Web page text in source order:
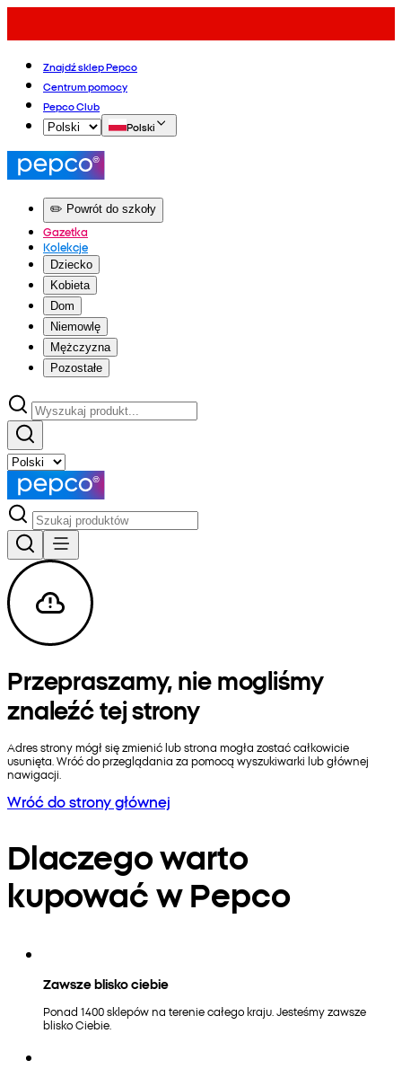
Znajdź sklep Pepco
Centrum pomocy
Pepco Club
Polski
✏️ Powrót do szkoły
Gazetka
Kolekcje
Dziecko
Kobieta
Dom
Niemowlę
Mężczyzna
Pozostałe
Przepraszamy, nie mogliśmy
znaleźć tej strony
Adres strony mógł się zmienić lub strona mogła zostać całkowicie
usunięta. Wróć do przeglądania za pomocą wyszukiwarki lub głównej
nawigacji.
Wróć do strony głównej
Dlaczego warto
kupować w Pepco
Zawsze blisko ciebie
Ponad 1400 sklepów na terenie całego kraju. Jesteśmy zawsze
blisko Ciebie.